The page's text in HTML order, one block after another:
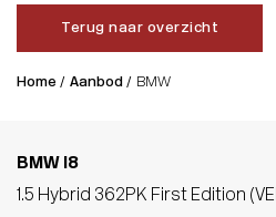
Terug naar overzicht
Home / Aanbod / BMW
BMW I8
1.5 Hybrid 362PK First Edition